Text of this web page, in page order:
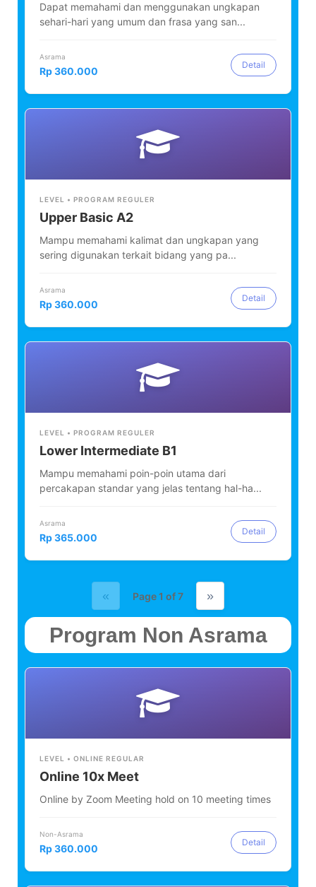
Dapat memahami dan menggunakan ungkapan
sehari-hari yang umum dan frasa yang san...
Asrama
Rp 360.000
Detail
LEVEL • PROGRAM REGULER
Upper Basic A2
Mampu memahami kalimat dan ungkapan yang
sering digunakan terkait bidang yang pa...
Asrama
Rp 360.000
Detail
LEVEL • PROGRAM REGULER
Lower Intermediate B1
Mampu memahami poin-poin utama dari
percakapan standar yang jelas tentang hal-ha...
Asrama
Rp 365.000
Detail
« Page 1 of 7 »
Program Non Asrama
LEVEL • ONLINE REGULAR
Online 10x Meet
Online by Zoom Meeting hold on 10 meeting times
Non-Asrama
Rp 360.000
Detail